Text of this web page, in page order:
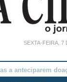
SEXTA-FEIRA, 7